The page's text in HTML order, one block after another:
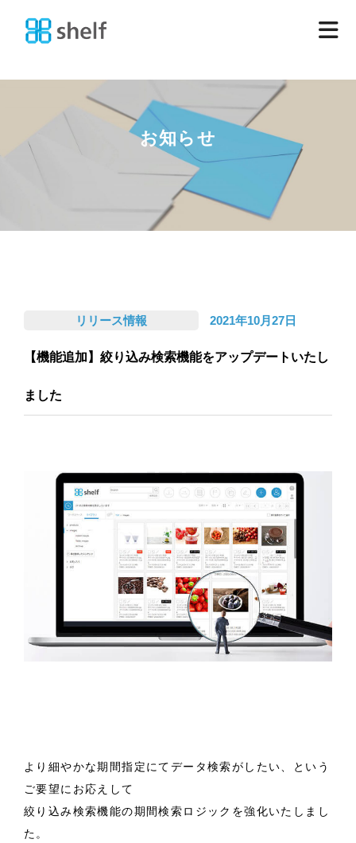
お知らせ
リリース情報 2021年10月27日
【機能追加】絞り込み検索機能をアップデートいたし
ました
より細やかな期間指定にてデータ検索がしたい、という
ご要望にお応えして
絞り込み検索機能の期間検索ロジックを強化いたしまし
た。